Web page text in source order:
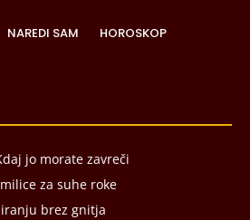
NAREDI SAM HOROSKOP
jo morate zavreči
za suhe roke
brez gnitja